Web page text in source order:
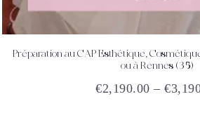
ACHETEZ
Préparation au CAP Esthétique,
ou à Rennes (35)
€2,190.00 –€